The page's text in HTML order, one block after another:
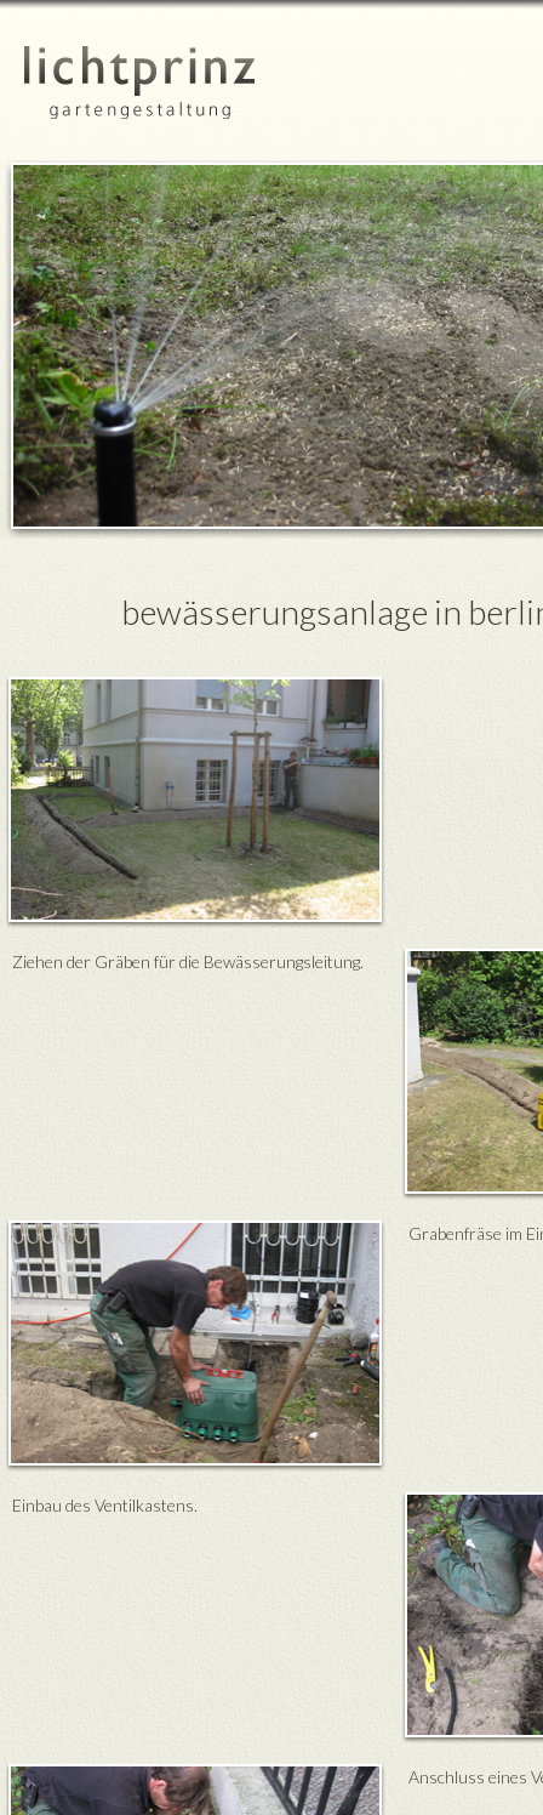
bewässerungsanlage in
Ziehen der Gräben für die Bewässerungsleitung.
Grabenfräse im
Einbau des Ventilkastens.
Anschluss eines